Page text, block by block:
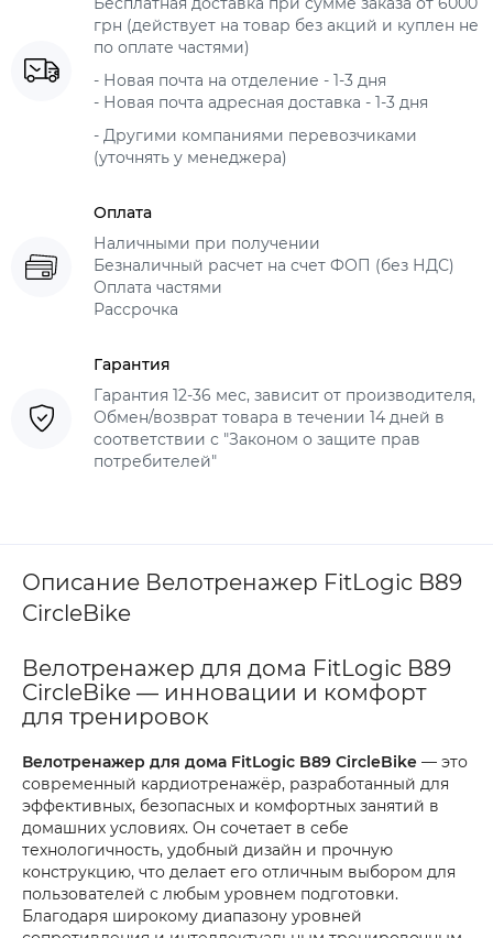
грн (действует на товар без акций и куплен не
по оплате частями)
- Новая почта на отделение - 1-3 дня
- Новая почта адресная доставка - 1-3 дня
- Другими компаниями перевозчиками
(уточнять у менеджера)
Оплата
Наличными при получении
Безналичный расчет на счет ФОП (без НДС)
Оплата частями
Рассрочка
Гарантия
Гарантия 12-36 мес, зависит от производителя,
Обмен/возврат товара в течении 14 дней в
соответствии с "Законом о защите прав
потребителей"
Описание Велотренажер FitLogic B89
CircleBike
Велотренажер для дома FitLogic B89
CircleBike — инновации и комфорт
для тренировок
Велотренажер для дома FitLogic B89 CircleBike — это
современный кардиотренажёр, разработанный для
эффективных, безопасных и комфортных занятий в
домашних условиях. Он сочетает в себе
технологичность, удобный дизайн и прочную
конструкцию, что делает его отличным выбором для
пользователей с любым уровнем подготовки.
Благодаря широкому диапазону уровней